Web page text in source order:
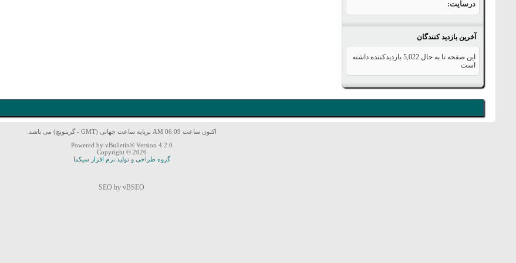
درسایت
آخرین بازدید کنندگان
این صفحه تا به حال 5,022 بازدیدکننده داشته
است
اکنون ساعت 06:09 AM برپایه ساعت جهانی (GMT - گرینویچ) می باشد.
Powered by vBulletin® Version 4.2.0
Copyright © 2026
گروه طراحی و تولید نرم افزار سیکما
SEO by vBSEO